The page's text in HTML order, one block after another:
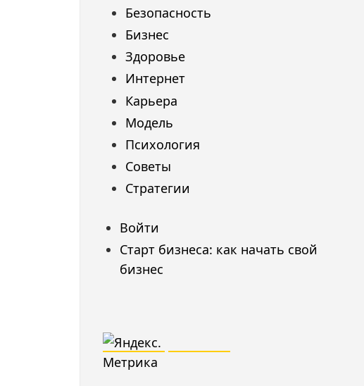
Безопасность
Бизнес
Здоровье
Интернет
Карьера
Модель
Психология
Советы
Стратегии
Войти
Старт бизнеса: как начать свой
бизнес